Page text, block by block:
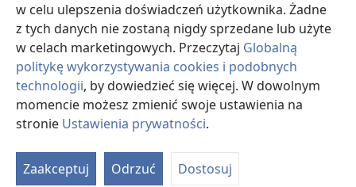
w celu ulepszenia doświadczeń użytkownika. Żadne
z tych danych nie zostaną nigdy sprzedane lub użyte
w celach marketingowych. Przeczytaj Globalną
politykę wykorzystywania cookies i podobnych
technologii, by dowiedzieć się więcej. W dowolnym
momencie możesz zmienić swoje ustawienia na
stronie Ustawienia prywatności.
Zaakceptuj Odrzuć Dostosuj
Watchtower Library
Copyright© 2026 Watch Tower Bible and Tract Society of Pennsylvania.
WARUNKI UŻYTKOWANIA| POLITYKA PRYWATNOŚCI
PRYWATNOŚCI